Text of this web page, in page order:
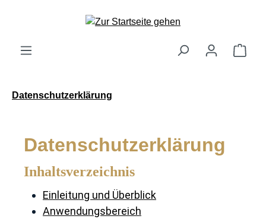
Datenschutzerklärung
Datenschutzerklärung
Inhaltsverzeichnis
Einleitung und Überblick
Anwendungsbereich